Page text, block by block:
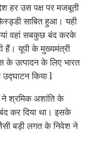
हर उस पक्ष पर मजबूती
साबित हुआ। यही
वहां सबकुछ बंद करके
हैं। यूपी के मुख्यमंत्री
के उत्पादन के लिए भारत
किया l
ने श्रमिक अशांति के
कर दिया था। इसके
बड़ी लगत के निवेश ने